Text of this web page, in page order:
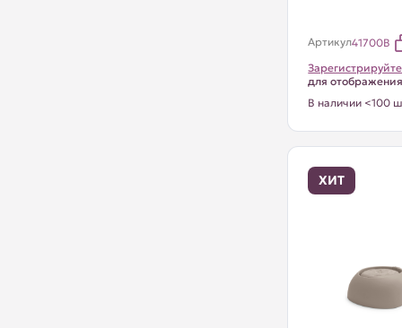
Артикул41700B
для
В наличии <100
ХИТ